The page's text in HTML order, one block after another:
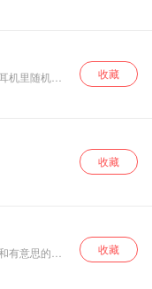
锡，老财
荣誉 老
家道中落，
里随机播
末窝在家
却不知道该
” 来了！这
友唠嗑一
的奶茶；
笑声化于无
眠到天
属解药。
收藏
收藏
有意思的
、互联网，
欢迎收听及
收藏